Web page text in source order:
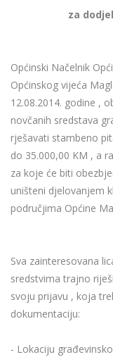
za
Općinski Načelnik
Općinskog vijeća
12.08.2014. godine ,
novčanih sredstava
rješavati stambeno
do 35.000,00 KM , a
za koje će biti
uništeni djelovanjem
područjima Općine
Sva zainteresovana
sredstvima trajno
svoju prijavu , koja
dokumentaciju:
- Lokaciju